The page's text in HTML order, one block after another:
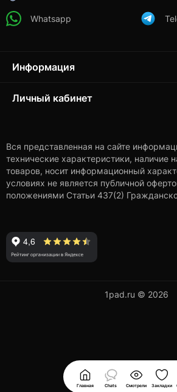
Главная Chats Смотрели Закладки
Whatsapp
Информация
Личный кабинет
Вся представленная на сайте
технические характеристики, наличие
товаров, носит информационный
условиях не является публичной
положениями Статьи 437(2)
1pad.ru © 2026